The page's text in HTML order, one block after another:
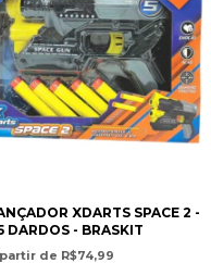
XDARTS SPACE 2 -
DARDOS - BRASKIT
de R$74,99